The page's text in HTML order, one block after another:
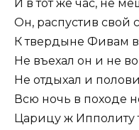
И в тот же час, не
Он, распустив свой
К твердыне Фивам
Не въехал он и не
Не отдыхал и
Всю ночь в походе
Царицу ж Ипполиту